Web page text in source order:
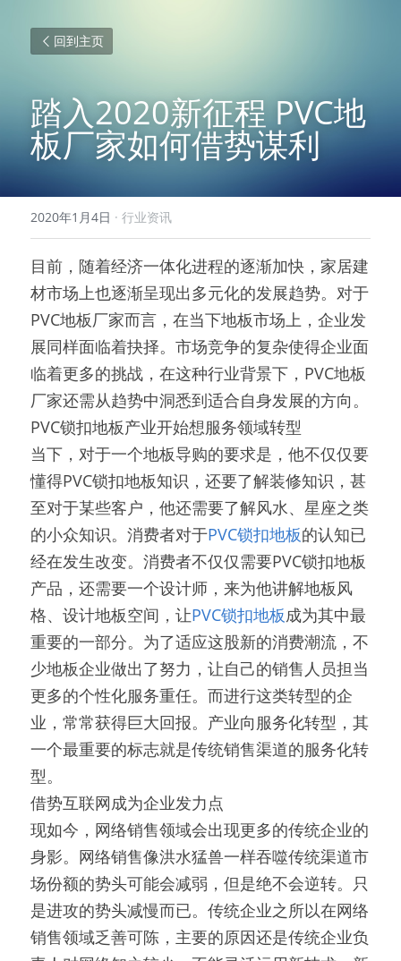
回到主页
踏入2020新征程 PVC地
板厂家如何借势谋利
2020年1月4日 · 行业资讯
目前，随着经济一体化进程的逐渐加快，家居建
材市场上也逐渐呈现出多元化的发展趋势。对于
PVC地板厂家而言，在当下地板市场上，企业发
展同样面临着抉择。市场竞争的复杂使得企业面
临着更多的挑战，在这种行业背景下，PVC地板
厂家还需从趋势中洞悉到适合自身发展的方向。
PVC锁扣地板产业开始想服务领域转型
当下，对于一个地板导购的要求是，他不仅仅要
懂得PVC锁扣地板知识，还要了解装修知识，甚
至对于某些客户，他还需要了解风水、星座之类
的小众知识。消费者对于PVC锁扣地板的认知已
经在发生改变。消费者不仅仅需要PVC锁扣地板
产品，还需要一个设计师，来为他讲解地板风
格、设计地板空间，让PVC锁扣地板成为其中最
重要的一部分。为了适应这股新的消费潮流，不
少地板企业做出了努力，让自己的销售人员担当
更多的个性化服务重任。而进行这类转型的企
业，常常获得巨大回报。产业向服务化转型，其
一个最重要的标志就是传统销售渠道的服务化转
型。
借势互联网成为企业发力点
现如今，网络销售领域会出现更多的传统企业的
身影。网络销售像洪水猛兽一样吞噬传统渠道市
场份额的势头可能会减弱，但是绝不会逆转。只
是进攻的势头减慢而已。传统企业之所以在网络
销售领域乏善可陈，主要的原因还是传统企业负